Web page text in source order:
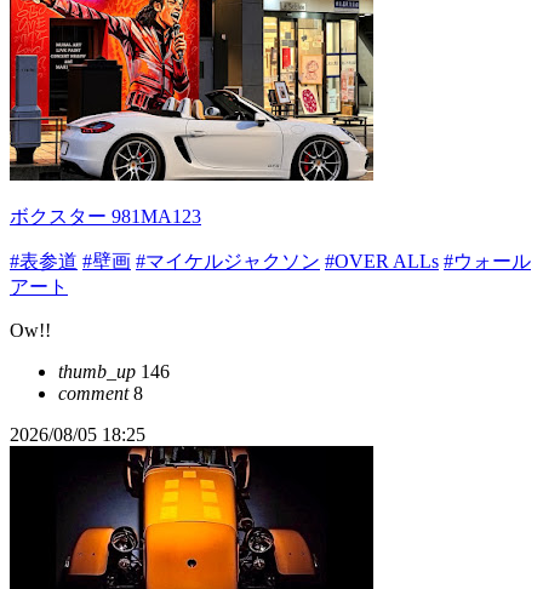
ボクスター 981MA123
#表参道 #壁画 #マイケルジャクソン #OVER ALLs #ウォール
アート
Ow!!
thumb_up 146
comment8
2026/08/05 18:25